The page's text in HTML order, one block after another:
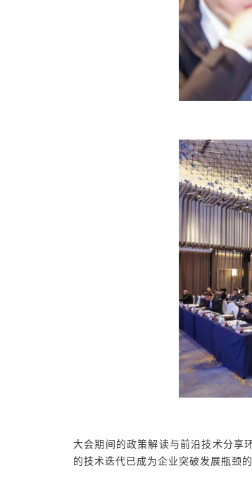
大会期间的政策解读与前沿技术分享
的技术迭代已成为企业突破发展瓶颈的